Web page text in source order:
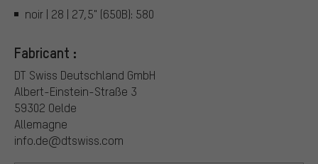
noir | 28 | 27,5" (650B): 580
Fabricant :
DT Swiss Deutschland GmbH
Albert-Einstein-Straße 3
59302 Oelde
Allemagne
info.de@dtswiss.com